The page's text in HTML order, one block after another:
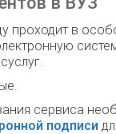
проходит в
сервиса
подписи